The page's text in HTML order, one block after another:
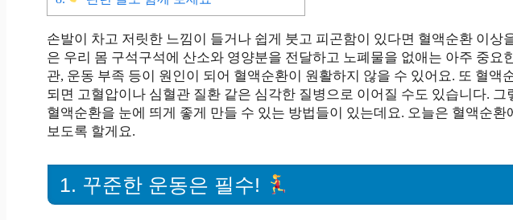
손발이 차고 저릿한 느낌이 들거나 쉽게 붓고 피곤함이 있다면 혈액순환 이상
은 우리 몸 구석구석에 산소와 영양분을 전달하고 노폐물을 없애는 아주 중요
관, 운동 부족 등이 원인이 되어 혈액순환이 원활하지 않을 수 있어요. 또 혈액
되면 고혈압이나 심혈관 질환 같은 심각한 질병으로 이어질 수도 있습니다.
혈액순환을 눈에 띄게 좋게 만들 수 있는 방법들이 있는데요. 오늘은 혈액순환
보도록 할게요.
1. 꾸준한 운동은 필수!